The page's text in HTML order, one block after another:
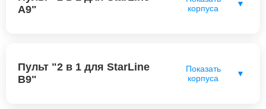
A9"
корпуса
▼
Пульт "2 в 1 для StarLine
B9"
Показать
корпуса
▼